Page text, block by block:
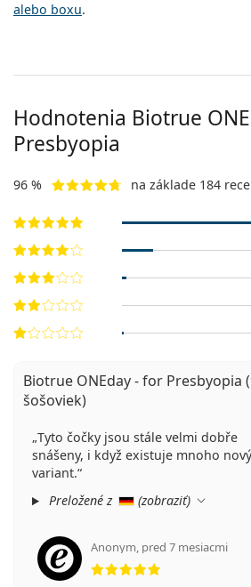
alebo boxu.
Hodnotenia Biotrue
Presbyopia
96 % na základe 184
Biotrue ONEday - for Presbyopia
šošoviek)
Tyto čočky jsou stále velmi dobře
snášeny, i když existuje mnoho
variant.
Preložené z
(zobraziť)
Anonym, pred 7 mesiacmi